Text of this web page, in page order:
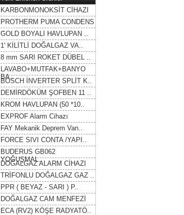
KARBONMONOKSİT CİHAZI
PROTHERM PUMA CONDENS
..
GOLD BOYALI HAVLUPAN ..
1' KİLİTLİ DOĞALGAZ VA..
8 mm SARI ROKET DÜBEL ..
LAVABO+MUTFAK+BANYO
BA..
BOSCH İNVERTER SPLİT K..
DEMİRDÖKÜM ŞOFBEN 11 ..
KROM HAVLUPAN (50 *10..
EXPROF Alarm Cihazı
FAY Mekanik Deprem Van..
FORCE SIVI CONTA /YAPI..
BUDERUS GB062
YOĞUŞMAL..
DOĞALGAZ ALARM CİHAZI
TRİFONLU DOĞALGAZ GAZ ..
PPR ( BEYAZ - SARI ) P..
DOĞALGAZ CAM MENFEZİ
ECA (RV2) KÖŞE RADYATÖ..